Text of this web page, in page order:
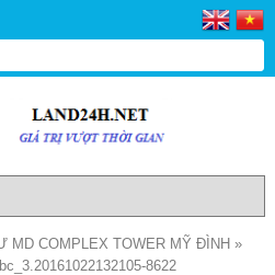
MD COMPLEX TOWER MỸ ĐÌNH »
8622